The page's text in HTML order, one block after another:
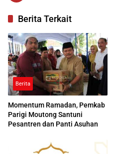
Berita Terkait
Berita
Momentum Ramadan, Pemkab
Parigi Moutong Santuni
Pesantren dan Panti Asuhan